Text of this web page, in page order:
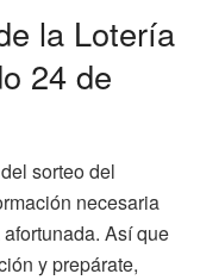
la Lotería
24 de
sorteo del
necesaria
Así que
y prepárate,